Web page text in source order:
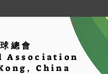
總會
Association
China